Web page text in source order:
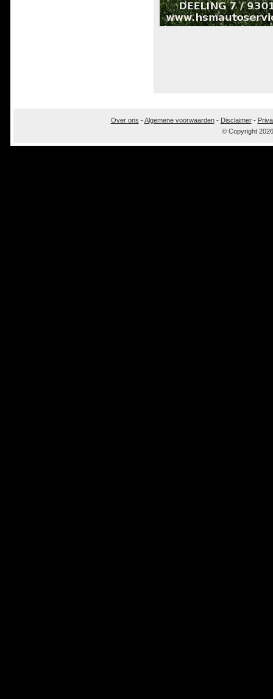
Over ons -Algemene voorwaarden- Disclaimer-
© Copyright